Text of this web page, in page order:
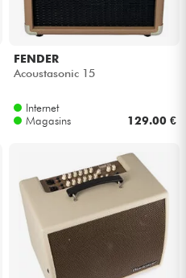
FENDER
Acoustasonic 15
Internet
Magasins
129.00 €